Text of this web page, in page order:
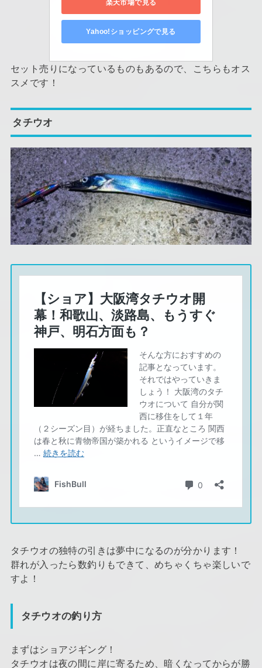
楽天市場で見る
Yahoo!ショッピングで見る
セット売りになっているものもあるので、こちらもオス
スメです！
タチウオ
タチウオの独特の引きは夢中になるのが分かります！
群れが入ったら数釣りもできて、めちゃくちゃ楽しいで
すよ！
タチウオの釣り方
まずはショアジギング！
タチウオは夜の間に岸に寄るため、暗くなってからが勝